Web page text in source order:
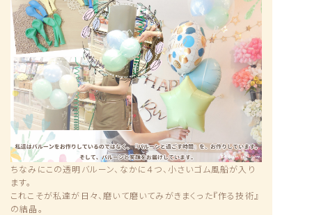
ちなみにこの透明バルーン、なかに４つ、小さいゴム風船が入り
ます。
これこそが私達が日々、磨いて磨いてみがきまくった『作る技術』
の結晶。